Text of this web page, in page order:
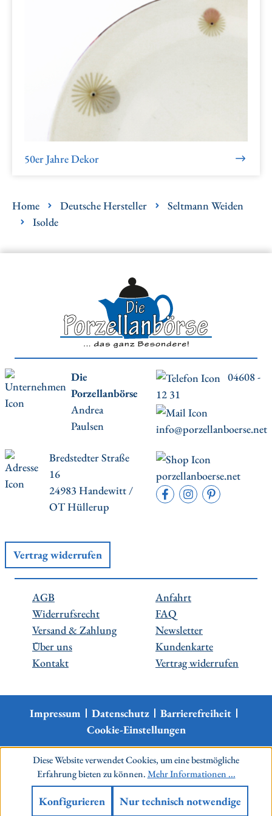
50er Jahre Dekor
Home Deutsche Hersteller
Seltmann Weiden
Isolde
Die
Porzellanbörse
Andrea
Paulsen
04608 -
12 31
info@porzellanboerse.net
Bredstedter Straße
16
24983 Handewitt /
OT Hüllerup
porzellanboerse.net
Vertrag widerrufen
AGB
Widerrufsrecht
Versand & Zahlung
Über uns
Kontakt
Anfahrt
FAQ
Newsletter
Kundenkarte
Vertrag widerrufen
Impressum Datenschutz
Barrierefreiheit
Cookie-Einstellungen
Diese Website verwendet Cookies, um eine bestmögliche
Erfahrung bieten zu können.Mehr Informationen ...
Nur technisch notwendige
Konfigurieren